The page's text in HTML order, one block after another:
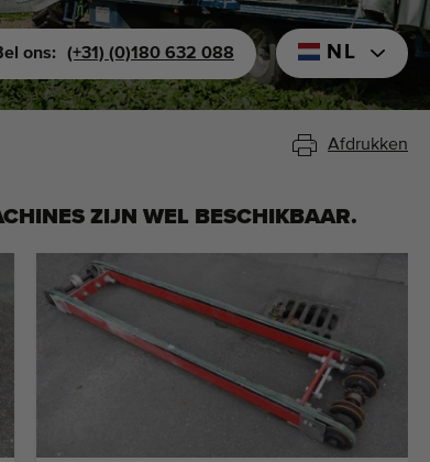
NL
ons: (+31) (0)180 632 088
Afdrukken
ZIJN WEL BESCHIKBAAR.